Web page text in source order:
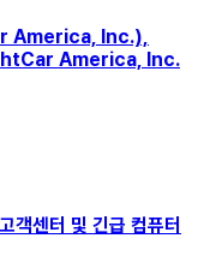
America, Inc.),
America, Inc.
객센터 및 긴급 컴퓨터